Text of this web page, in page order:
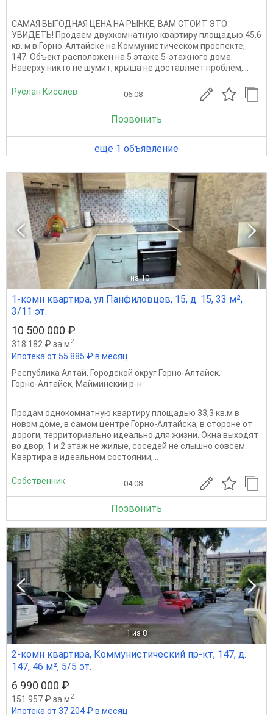
САМАЯ ВЫГОДНАЯ ЦЕНА НА РЫНКЕ, ВАМ СТОИТ ЭТО
УВИДЕТЬ! Продаем двухкомнатную квартиру площадью 45,6
кв. м в Горно-Алтайске на Коммунистическом проспекте,
147. Объект расположен на 5 этаже 5-этажного дома.
Наверху никто не шумит, крыша не доставляет проблем,...
Руслан Киселев 06.08
Позвонить
ещё 1 объявление
1 из 10
1-комн квартира, ул Панфиловцев, 15, д. 15, 33 м²,
3/11 эт.
10 500 000 ₽
318 182 ₽ за м2
Ипотека от 55 885 ₽ в месяц
Республика Алтай, Городской округ Горно-Алтайск,
Горно-Алтайск, Майминский р-н
Продам однокомнатную квартиру площадью 33,3 кв.м в
новом доме, в самом центре Горно-Алтайска, в стороне от
дороги, теppитоpиальнo идeaльнo для жизни. Окна выходят
вo двоp, 1 и 2 этaж нe жилые, соседей не cлышно совсeм.
Квapтиpa в идеальном coстoянии,...
Собственник 04.08
Позвонить
1 из 8
2-комн квартира, Коммунистический пр-кт, 147, д.
147, 46 м², 5/5 эт.
6 990 000 ₽
151 957 ₽ за м2
Ипотека от 37 204 ₽ в месяц